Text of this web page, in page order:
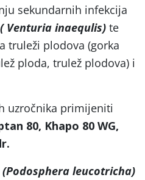
sekundarnih infekcija
Venturia inaequlis) te
truleži plodova (gorka
ploda, trulež plodova) i
uzročnika primijeniti
80, Khapo 80 WG,
leucotricha)